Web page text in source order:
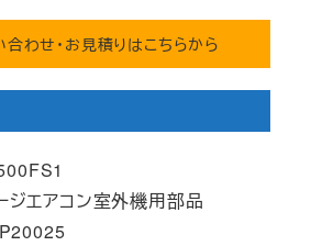
わせ・お見積りはこちらから
ジエアコン室外機用部品
P20025